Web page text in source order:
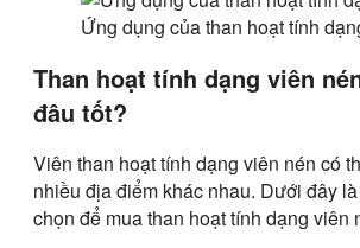
Ứng dụng của than hoạt tính
Than hoạt tính dạng viên
đâu tốt?
Viên than hoạt tính dạng viên nén có
nhiều địa điểm khác nhau. Dưới đây
chọn để mua than hoạt tính dạng viên